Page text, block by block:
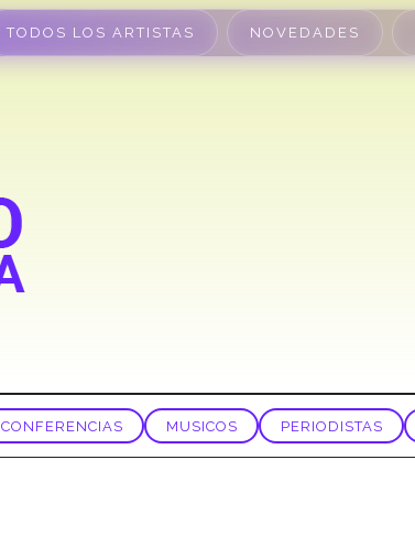
TODOS LOS ARTISTAS NOVEDADES
CONFERENCIAS MUSICOS PERIODISTAS